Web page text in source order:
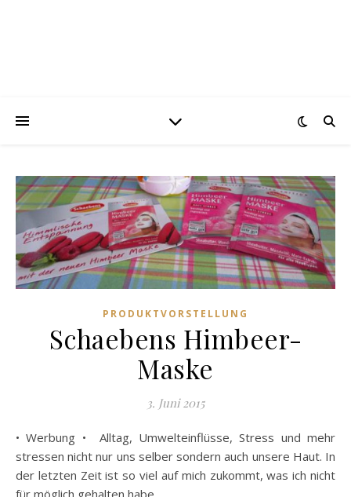
PRODUKTVORSTELLUNG
Schaebens Himbeer-
Maske
3. Juni 2015
• Werbung • Alltag, Umwelteinflüsse, Stress und mehr
stressen nicht nur uns selber sondern auch unsere Haut. In
der letzten Zeit ist so viel auf mich zukommt, was ich nicht